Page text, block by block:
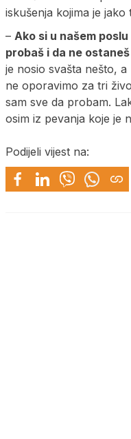
iskušenja kojima je jako
– Ako si u našem
probaš i da ne
je nosio svašta nešto,
ne oporavimo za tri
sam sve da probam.
osim iz pevanja koje je
Podijeli vijest na: